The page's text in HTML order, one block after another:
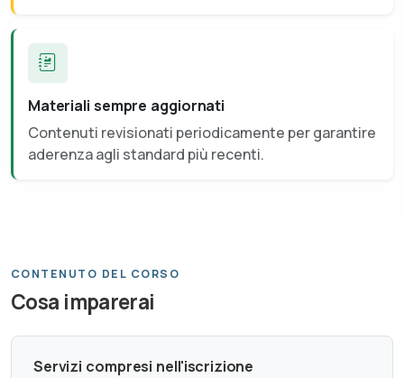
Materiali sempre aggiornati
Contenuti revisionati periodicamente per garantire
aderenza agli standard più recenti.
CONTENUTO DEL CORSO
Cosa imparerai
Servizi compresi nell'iscrizione